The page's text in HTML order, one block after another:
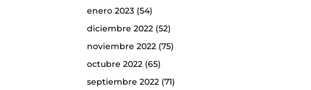
enero 2023(54)
diciembre 2022(52)
noviembre 2022(75)
octubre 2022(65)
septiembre 2022(71)